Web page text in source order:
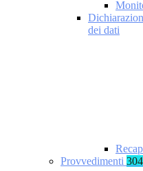
dei dati
Provvedimenti 304